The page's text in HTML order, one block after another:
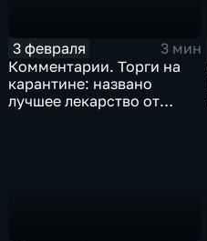
3 февраля
3 мин
Комментарии. Торги на
карантине: названо
лучшее лекарство от